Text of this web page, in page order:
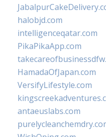
halobjd.com
intelligenceqatar.com
PikaPikaApp.com
HamadaOfJapan.com
VersifyLifestyle.com
antaeuslabs.com